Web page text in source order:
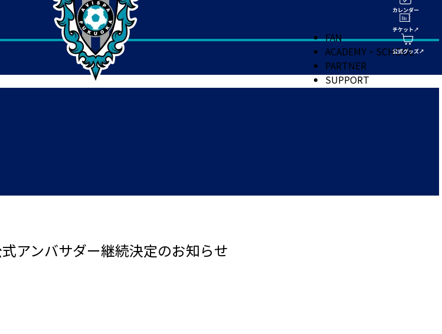
FAN
ACADEMY・SCHOOL
PARTNER
SUPPORT
ンバサダー継続決定のお知らせ